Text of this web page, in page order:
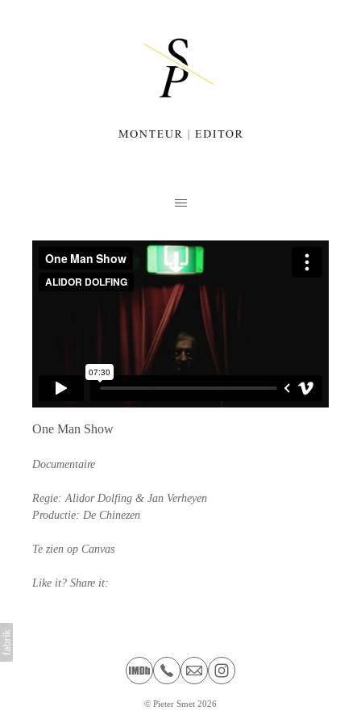
One Man Show
Documentaire
Regie: Alidor Dolfing & Jan Verheyen
Productie: De Chinezen
Te zien op Canvas
Like it? Share it:
© Pieter Smet 2026